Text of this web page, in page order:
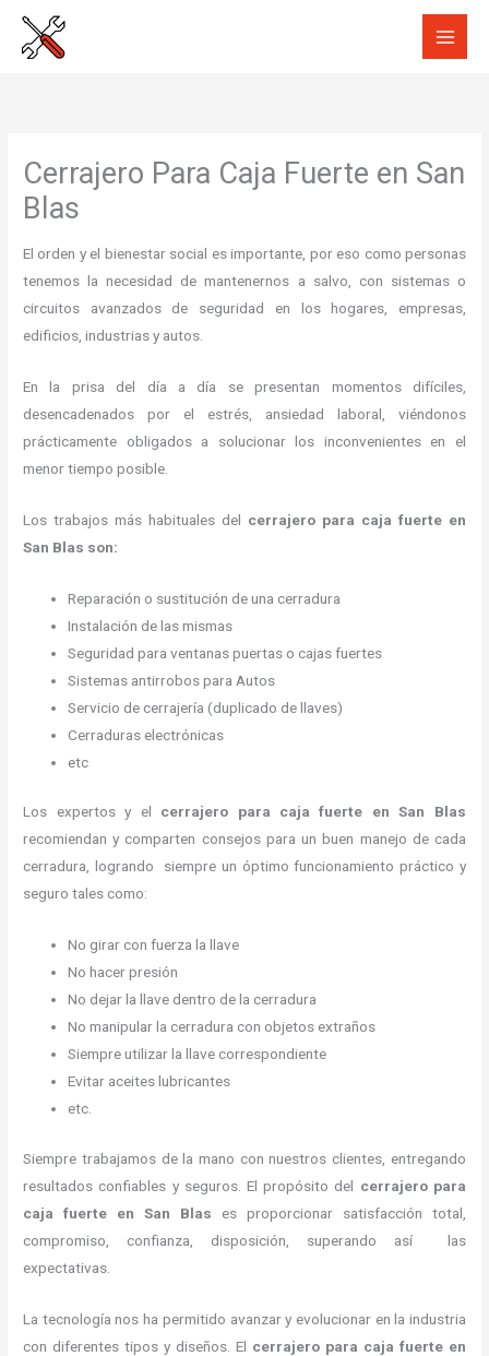
Cerrajero Para Caja Fuerte en San
Blas
El orden y el bienestar social es importante, por eso como personas
tenemos la necesidad de mantenernos a salvo, con sistemas o
circuitos avanzados de seguridad en los hogares, empresas,
edificios, industrias y autos.
En la prisa del día a día se presentan momentos difíciles,
desencadenados por el estrés, ansiedad laboral, viéndonos
prácticamente obligados a solucionar los inconvenientes en el
menor tiempo posible.
Los trabajos más habituales del cerrajero para caja fuerte en
San Blas son:
Reparación o sustitución de una cerradura
Instalación de las mismas
Seguridad para ventanas puertas o cajas fuertes
Sistemas antirrobos para Autos
Servicio de cerrajería (duplicado de llaves)
Cerraduras electrónicas
etc
Los expertos y el cerrajero para caja fuerte
en San Blas
recomiendan y comparten consejos para un buen manejo de cada
cerradura, logrando siempre un óptimo funcionamiento práctico y
seguro tales como:
No girar con fuerza la llave
No hacer presión
No dejar la llave dentro de la cerradura
No manipular la cerradura con objetos extraños
Siempre utilizar la llave correspondiente
Evitar aceites lubricantes
etc.
Siempre trabajamos de la mano con nuestros clientes, entregando
resultados confiables y seguros. El propósito del cerrajero para
caja fuerte en San Blas es proporcionar satisfacción total,
compromiso, confianza, disposición, superando así las
expectativas.
La tecnología nos ha permitido avanzar y evolucionar en la industria
con diferentes tipos y diseños. El cerrajero para caja fuerteen